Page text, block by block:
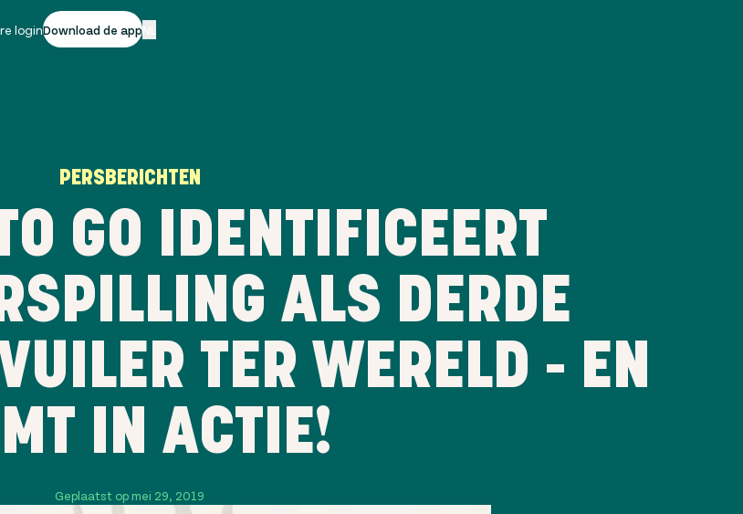
loginDownload de app
PERSBERICHTEN
GO IDENTIFICEERT
ALS DERDE
TER WERELD - EN
IN ACTIE!
Geplaatst op mei 29, 2019